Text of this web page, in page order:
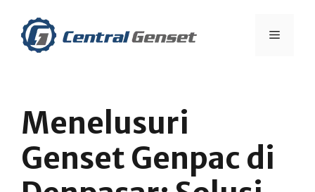
content
Menu
Menelusuri
Genset Genpac di